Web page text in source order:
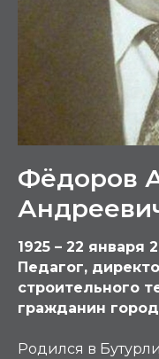
Фёдоров
1925 – 22 января
Педагог,
строительного
гражданин
Родился в